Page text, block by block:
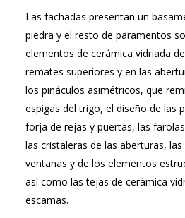
Las fachadas presentan un
piedra y el resto de paramentos
elementos de cerámica vidriada
remates superiores y en las
los pináculos asimétricos, que
espigas del trigo, el diseño de las
forja de rejas y puertas, las
las cristaleras de las aberturas,
ventanas y de los elementos
así como las tejas de ceràmica
escamas.